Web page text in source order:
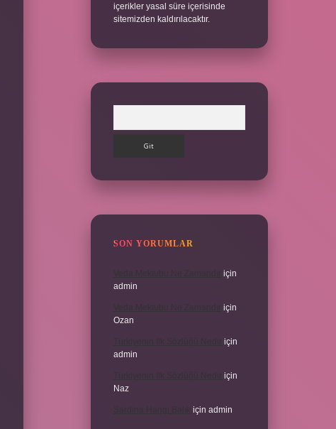
içerikler yasal süre içerisinde
sitemizden kaldırılacaktır.
SON YORUMLAR
için
admin
için
Ozan
için
admin
için
Naz
için admin